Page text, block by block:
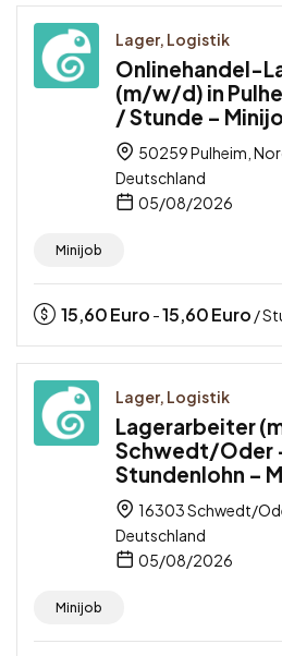
Lager, Logistik
Onlinehandel-
(m/w/d) in
/ Stunde –
50259 Pulheim,
Deutschland
05/08/2026
Minijob
15,60Euro -15,60Euro /
Lager, Logistik
Lagerarbeiter
Schwedt/Oder
Stundenlohn –
16303 Schwedt/
Deutschland
05/08/2026
Minijob